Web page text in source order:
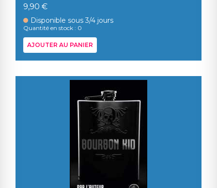
9,90 €
Disponible sous 3/4 jours
Quantité en stock : 0
AJOUTER AU PANIER